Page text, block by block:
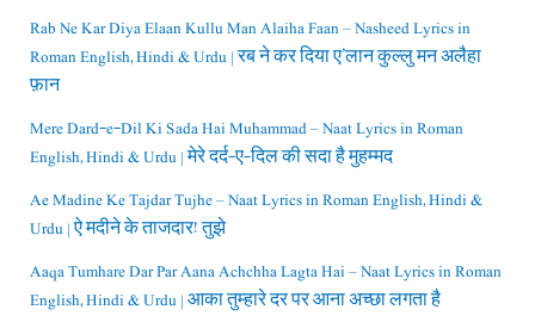
Rab Ne Kar Diya Elaan Kullu Man Alaiha Faan – Nasheed Lyrics in
Roman English, Hindi & Urdu | रब ने कर दिया ए’लान कुल्लु मन अलैहा
फ़ान
Mere Dard-e-Dil Ki Sada Hai Muhammad – Naat Lyrics in Roman
English, Hindi & Urdu | मेरे दर्द-ए-दिल की सदा है मुहम्मद
Ae Madine Ke Tajdar Tujhe – Naat Lyrics in Roman English, Hindi &
Urdu | ऐ मदीने के ताजदार! तुझे
Aaqa Tumhare Dar Par Aana Achchha Lagta Hai – Naat Lyrics in Roman
English, Hindi & Urdu | आका तुम्हारे दर पर आना अच्छा लगता है